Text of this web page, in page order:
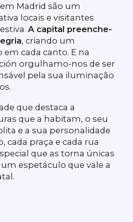
Madrid são um
locais e visitantes
A capital preenche-
, criando um
cada canto. E na
orgulhamo-nos de ser
pela sua iluminação
que destaca a
que a habitam, o seu
e a sua personalidade
cada praça e cada rua
que as torna únicas
espetáculo que vale a